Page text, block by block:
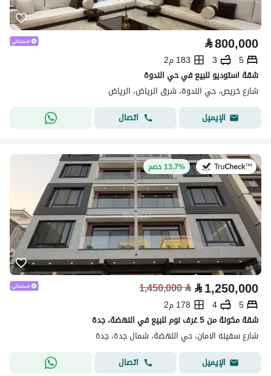
⃁800,000
5
3
183 م2
شقة استوديو للبيع في حي الندوة
شارع خريص، حي الندوة، شرق الرياض، الرياض
الإيميل
اتصال
في:8 يوليو 202613.7% خصم
⃁1,250,000
⃁
1,450,000
5
4
178 م2
شقة مكونة من 5 غرف نوم للبيع في النهضة، جدة
شارع سفينه الامان، حي النهضة، شمال جدة، جدة
الإيميل
اتصال